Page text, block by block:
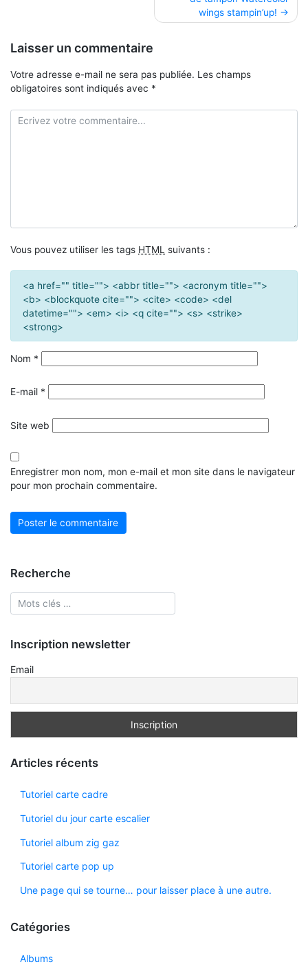
wings stampin’up!
Laisser un commentaire
Votre adresse e-mail ne sera pas publiée. Les champs
obligatoires sont indiqués avec *
Vous pouvez utiliser les tags HTML suivants :
<a href="" title=""> <abbr title=""> <acronym title="">
<b> <blockquote cite=""> <cite> <code> <del
datetime=""> <em> <i> <q cite=""> <s> <strike>
<strong>
Nom *
E-mail *
Site web
Enregistrer mon nom, mon e-mail et mon site dans le navigateur
pour mon prochain commentaire.
Recherche
Inscription newsletter
Email
Articles récents
Tutoriel carte cadre
Tutoriel du jour carte escalier
Tutoriel album zig gaz
Tutoriel carte pop up
Une page qui se tourne… pour laisser place à une autre.
Catégories
Albums